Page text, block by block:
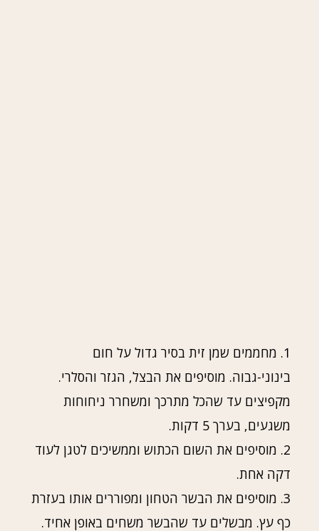
1. מחממים שמן זית בסיר גדול על חום
בינוני-גבוה. מוסיפים את הבצל, הגזר והסלרי.
מקפיצים עד שהכל מתרכך ומשחרר ניחוחות
משגעים, בערך 5 דקות.
2. מוסיפים את השום הכתוש וממשיכים לטגן לעוד
דקה אחת.
3. מוסיפים את הבשר הטחון ומפוררים אותו בעזרת
כף עץ. מבשלים עד שהבשר משחים באופן אחיד.